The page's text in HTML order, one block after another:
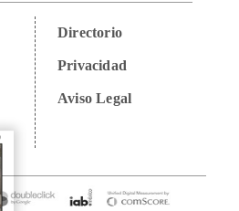
Directorio
Privacidad
Aviso Legal